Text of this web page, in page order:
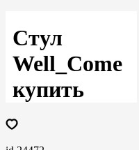
Стул
Well_Come
купить